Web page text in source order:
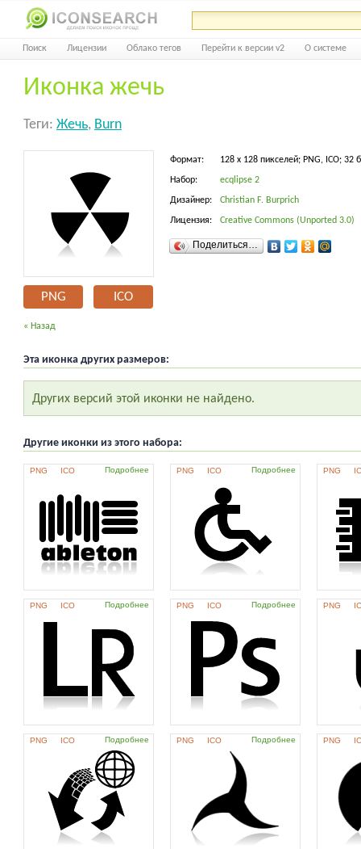
Поиск Лицензии Облако тегов Перейти к версии v2 О системе
Иконка жечь
Теги: Жечь, Burn
PNG ICO
Формат: 128 x 128 пикселей; PNG, ICO; 32
Набор: ecqlipse 2
Дизайнер: Christian F. Burprich
Лицензия: Creative Commons (Unported 3.0)
Поделиться…
« Назад
Эта иконка других размеров:
Других версий этой иконки не найдено.
Другие иконки из этого набора:
PNG ICO Подробнее PNG ICO Подробнее PNG
PNG ICO Подробнее PNG ICO Подробнее PNG
PNG ICO Подробнее PNG ICO Подробнее PNG